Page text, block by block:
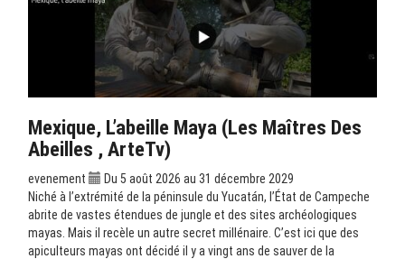
Mexique, L’abeille Maya (Les Maîtres Des
Abeilles , ArteTv)
evenement
Du 5 août 2026 au 31 décembre 2029
Niché à l’extrémité de la péninsule du Yucatán, l’État de Campeche
abrite de vastes étendues de jungle et des sites archéologiques
mayas. Mais il recèle un autre secret millénaire. C’est ici que des
apiculteurs mayas ont décidé il y a vingt ans de sauver de la